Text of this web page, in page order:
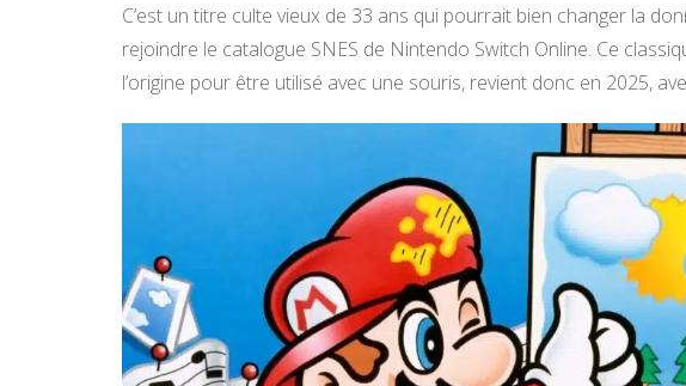
C’est un titre culte vieux de 33 ans qui pourrait bien changer la
rejoindre le catalogue SNES de Nintendo Switch Online. Ce
l’origine pour être utilisé avec une souris, revient donc en 2025,